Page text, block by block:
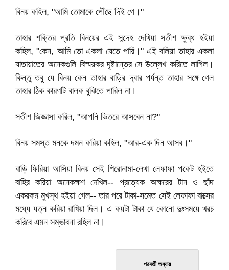
বিনয় কহিল, "আমি তোমাকে পৌঁছে দিই গে।"
তাহার শক্তির প্রতি বিনয়ের এই সন্দেহ দেখিয়া সতীশ ক্ষুব্ধ হইয়া
কহিল, "কেন, আমি তো একলা যেতে পারি।" এই বলিয়া তাহার একলা
যাতায়াতের অনেকগুলি বিস্ময়কর দৃষ্টান্তের সে উল্লেখ করিতে লাগিল।
কিন্তু তবু যে বিনয় কেন তাহার বাড়ির দ্বার পর্যন্ত তাহার সঙ্গে গেল
তাহার ঠিক কারণটি বালক বুঝিতে পারিল না।
সতীশ জিজ্ঞাসা করিল, "আপনি ভিতরে আসবেন না?"
বিনয় সমস্ত মনকে দমন করিয়া কহিল, "আর-এক দিন আসব।"
বাড়ি ফিরিয়া আসিয়া বিনয় সেই শিরোনামা-লেখা লেফাফা পকেট হইতে
বাহির করিয়া অনেকক্ষণ দেখিল-- প্রত্যেক অক্ষরের টান ও ছাঁদ
একরকম মুখস্থ হইয়া গেল-- তার পরে টাকা-সমেত সেই লেফাফা বাক্সের
মধ্যে যত্ন করিয়া রাখিয়া দিল। এ কয়টা টাকা যে কোনো দুঃসময়ে খরচ
করিবে এমন সম্ভাবনা রহিল না।
পরবর্তী অধ্যায়